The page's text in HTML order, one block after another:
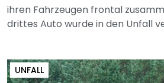
ihren Fahrzeugen frontal
drittes Auto wurde in den Unfall
UNFALL